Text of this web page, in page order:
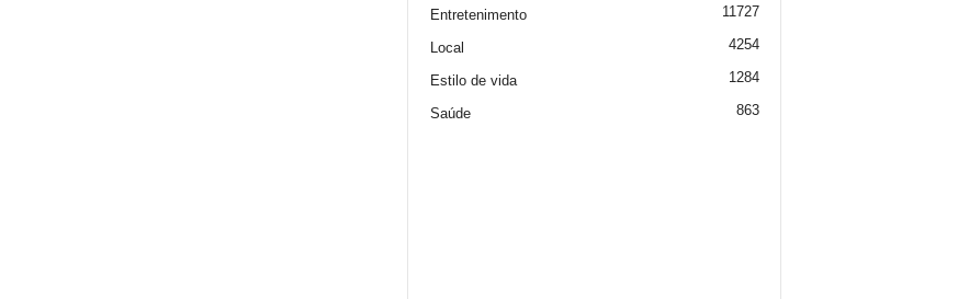
Entretenimento 11727
Local 4254
Estilo de vida 1284
Saúde 863